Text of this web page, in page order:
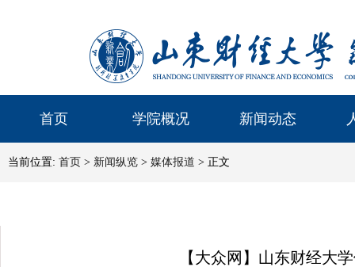
首页 学院概况 新闻动态
当前位置: 首页 > 新闻纵览 > 媒体报道 > 正文
【大众网】山东财经大